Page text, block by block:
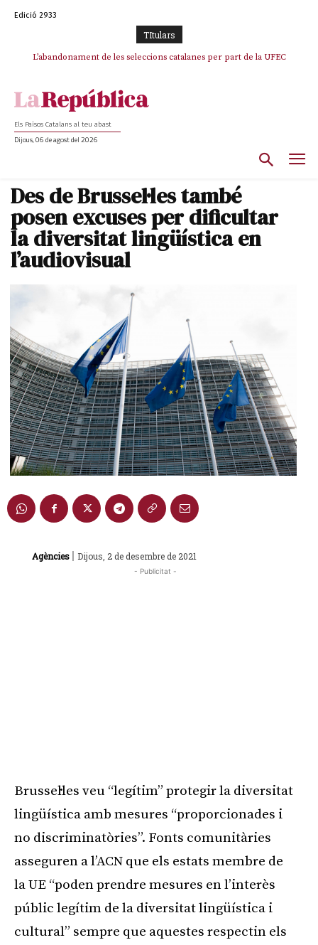
Edició 2933
TItulars
L’abandonament de les seleccions catalanes per part de la UFEC
Els Països Catalans al teu abast
Dijous, 06 de agost del 2026
Des de Brussel·les també
posen excuses per dificultar
la diversitat lingüística en
l’audiovisual
Agències | Dijous, 2 de desembre de 2021
- Publicitat -
Brussel·les veu “legítim” protegir la diversitat
lingüística amb mesures “proporcionades i
no discriminatòries”. Fonts comunitàries
asseguren a l’ACN que els estats membre de
la UE “poden prendre mesures en l’interès
públic legítim de la diversitat lingüística i
cultural” sempre que aquestes respectin els